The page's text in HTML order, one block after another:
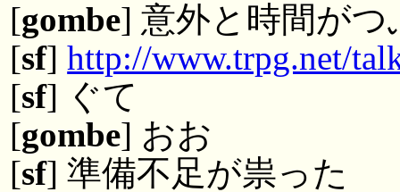
[gombe] 意外と時間が
[sf]http://www.trpg.net/
[sf] ぐて
[gombe] おお
[sf] 準備不足が祟った